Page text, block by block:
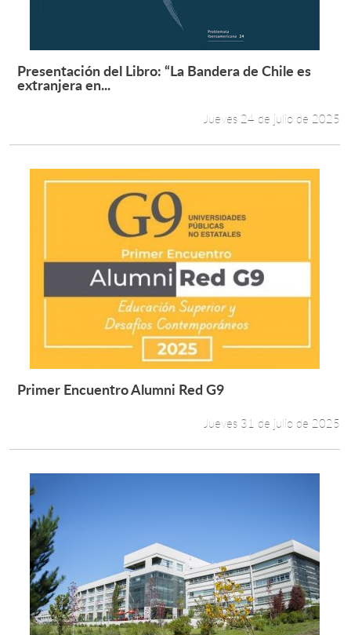
Leer más +
Presentación del Libro: “La Bandera de Chile es
extranjera en...
Jueves 24 de julio de 2025
Primer Encuentro Alumni Red G9
Jueves 31 de julio de 2025